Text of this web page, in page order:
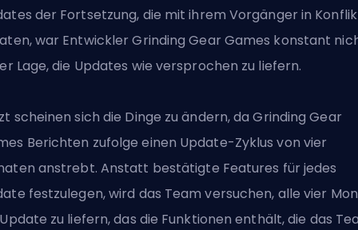
der Fortsetzung, die mit ihrem Vorgänger in
war Entwickler Grinding Gear Games konstant
Lage, die Updates wie versprochen zu liefern.
scheinen sich die Dinge zu ändern, da Grinding Gear
Berichten zufolge einen Update-Zyklus von vier
anstrebt. Anstatt bestätigte Features für jedes
festzulegen, wird das Team versuchen, alle vier
zu liefern, das die Funktionen enthält, die das